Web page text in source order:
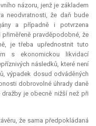
názoru, jenž je základem
neodvratnosti, že daň bude
a případně i potvrzena
pravděpodobné, že
je třeba upřednostnit tuto
s ekonomickou likvidací
následků, které není
výpadek dosud odváděných
dobrovolné úhrady daně
je obecně nižší než při
že sama předpokládaná